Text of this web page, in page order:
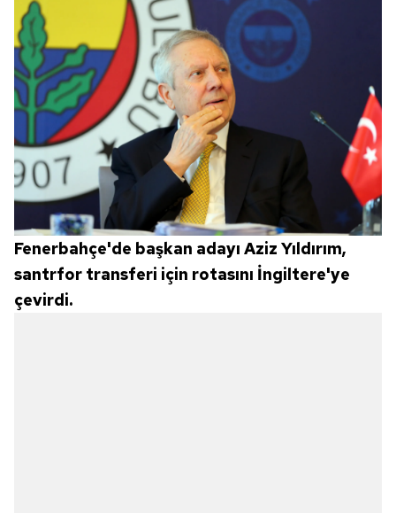
Fenerbahçe'de başkan adayı Aziz Yıldırım,
santrfor transferi için rotasını İngiltere'ye
çevirdi.